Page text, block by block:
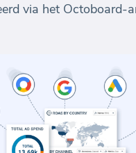
via het Octoboard-